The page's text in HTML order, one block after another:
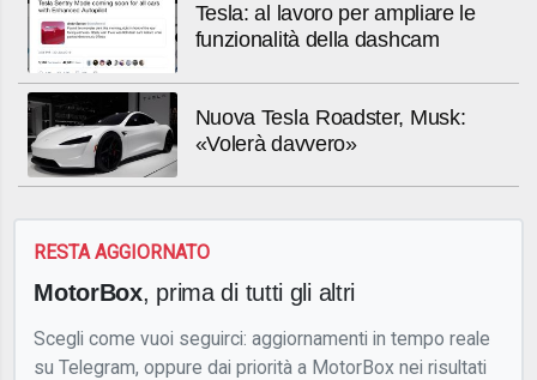
Tesla: al lavoro per ampliare le
funzionalità della dashcam
Nuova Tesla Roadster, Musk:
«Volerà davvero»
RESTA AGGIORNATO
MotorBox, prima di tutti gli altri
Scegli come vuoi seguirci: aggiornamenti in tempo reale
su Telegram, oppure dai priorità a MotorBox nei risultati